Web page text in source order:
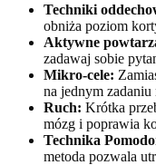
Techniki
obniża poziom
Aktywne
zadawaj sobie
Mikro-cele:
na jednym zadaniu
Ruch: Krótka
mózg i poprawia
Technika
metoda pozwala